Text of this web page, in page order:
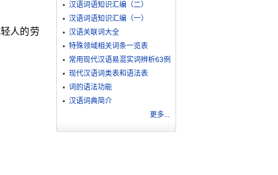
人的劳
汉语词语知识汇编（二）
汉语词语知识汇编（一）
汉语关联词大全
特殊领域相关词条一览表
常用现代汉语易混实词辨析63例
现代汉语词类表和语法表
词的语法功能
汉语词典简介
更多...